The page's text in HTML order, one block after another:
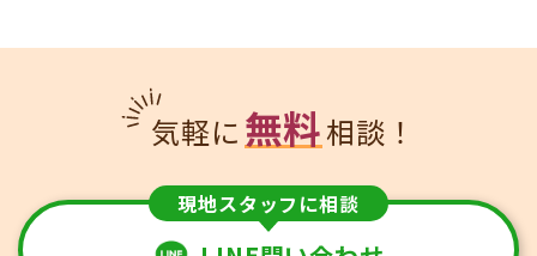
気軽に 無料相談！
現地スタッフに相談